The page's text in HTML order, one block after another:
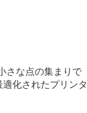
さな点の集まりで
化されたプリンタ